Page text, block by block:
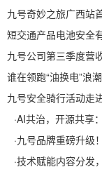
九号奇妙之旅广西站
短交通产品电池安全
九号公司第三季度营
谁在领跑“油换电”浪
九号安全骑行活动走
·AI共治，开源共享
·九号品牌重磅升级
·技术赋能内容分发